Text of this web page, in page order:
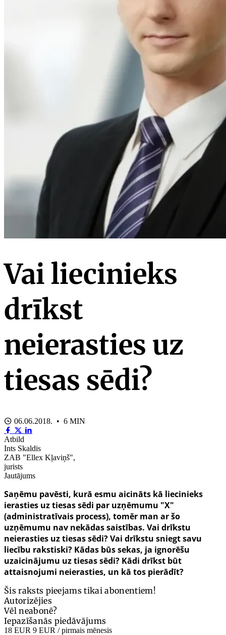
Vai liecinieks
drīkst
neierasties uz
tiesas sēdi?
06.06.2018. • 6 MIN
Atbild
Ints Skaldis
ZAB "Ellex Kļaviņš",
jurists
Jautājums
Saņēmu pavēsti, kurā esmu aicināts kā liecinieks
ierasties uz tiesas sēdi par uzņēmumu "X"
(administratīvais process), tomēr man ar šo
uzņēmumu nav nekādas saistības. Vai drīkstu
neierasties uz tiesas sēdi? Vai drīkstu sniegt savu
liecību rakstiski? Kādas būs sekas, ja ignorēšu
uzaicinājumu uz tiesas sēdi? Kādi drīkst būt
attaisnojumi neierasties, un kā tos pierādīt?
Šis raksts pieejams tikai abonentiem!
Autorizējies
Vēl neabonē?
Iepazīšanās piedāvājums
18 EUR 9 EUR / pirmais mēnesis